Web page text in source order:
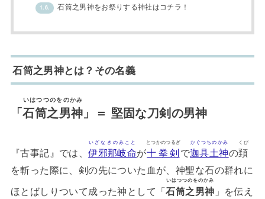
1.6. 石筒之男神をお祭りする神社はコチラ！
石筒之男神とは？その名義
「石筒之男神
いはつつのをのかみ
」＝ 堅固な刀剣の男神
『古事記』では、伊邪那岐命
いざなきのみこと
が十拳剣
とつかのつるぎ
で迦具土神
かぐつちのかみ
の頚
くび
を斬った際に、剣の先についた血が、神聖な石の群れに
ほとばしりついて成った神として「石筒之男神
いはつつのをのかみ
」を伝え